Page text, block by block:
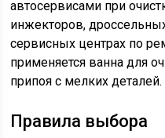
автосервисами при
инжекторов,
сервисных центрах по
применяется ванна для
припоя с мелких деталей.
Правила выбора